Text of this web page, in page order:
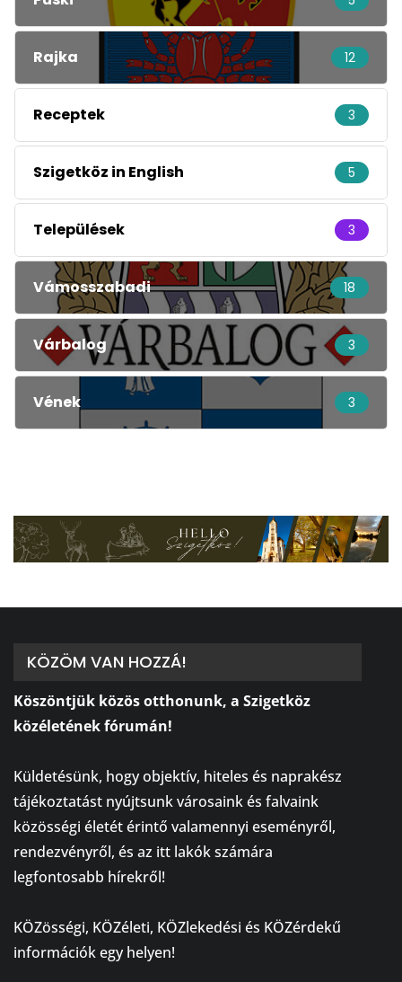
Rajka 12
Receptek 3
Szigetköz in English 5
Települések 3
Vámosszabadi 18
Várbalog 3
Vének 3
KÖZÖM VAN HOZZÁ!
Köszöntjük közös otthonunk, a Szigetköz
közéletének fórumán!
Küldetésünk, hogy objektív, hiteles és naprakész
tájékoztatást nyújtsunk városaink és falvaink
közösségi életét érintő valamennyi eseményről,
rendezvényről, és az itt lakók számára
legfontosabb hírekről!
KÖZösségi, KÖZéleti, KÖZlekedési és KÖZérdekű
információk egy helyen!